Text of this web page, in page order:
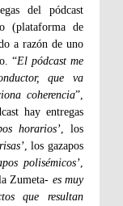
del pódcast
(plataforma de
a razón de uno
“El pódcast me
que va
coherencia”,
hay entregas
horarios’, los
, los gazapos
polisémicos’,
Zumeta- es muy
que resultan